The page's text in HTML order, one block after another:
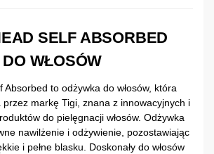
SELF ABSORBED
WŁOSÓW
Absorbed to odżywka do włosów, która
przez markę Tigi, znana z innowacyjnych i
do pielęgnacji włosów. Odżywka
nawilżenie i odżywienie, pozostawiając
i pełne blasku. Doskonały do ​​włosów